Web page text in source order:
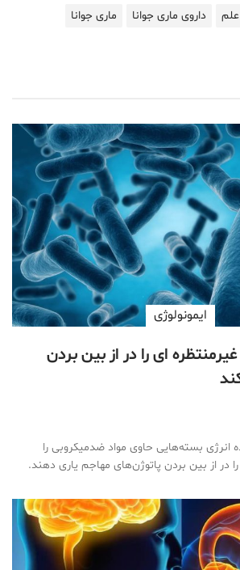
علم داروی ماری جوانا ماری جوانا
ایمونولوژی
ای را در از بین بردن
انرژی بسته‌هایی حاوی مواد ضدمیکروبی را
در از بین بردن پاتوژن‌های مهاجم یاری دهند.